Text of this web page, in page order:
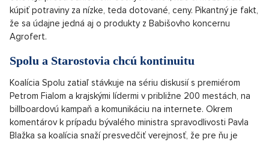
kúpiť potraviny za nízke, teda dotované, ceny. Pikantný je fakt,
že sa údajne jedná aj o produkty z Babišovho koncernu
Agrofert.
Spolu a Starostovia chcú kontinuitu
Koalícia Spolu zatiaľ stávkuje na sériu diskusií s premiérom
Petrom Fialom a krajskými lídermi v približne 200 mestách, na
billboardovú kampaň a komunikáciu na internete. Okrem
komentárov k prípadu bývalého ministra spravodlivosti Pavla
Blažka sa koalícia snaží presvedčiť verejnosť, že pre ňu je